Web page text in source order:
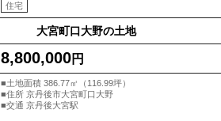
住宅
大宮町口大野の土地
8,800,000円
■土地面積 386.77㎡（116.99坪）
■住所 京丹後市大宮町口大野
■交通 京丹後大宮駅